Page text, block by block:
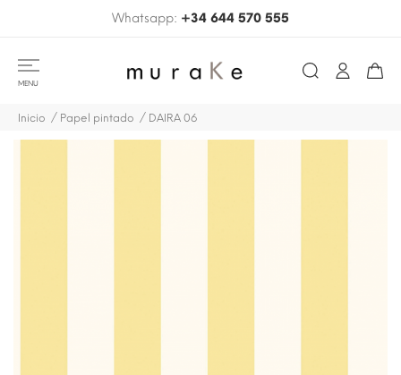
Whatsapp: +34 644 570 555
MENU
Inicio Papel pintado DAIRA 06